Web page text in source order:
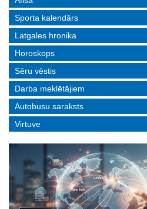
Sporta kalendārs
Latgales hronika
Horoskops
Sēru vēstis
Darba meklētājiem
Autobusu saraksts
Virtuve